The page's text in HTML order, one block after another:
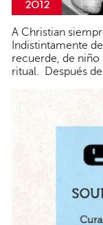
2012
A Christian
Indistintamente
recuerde, de niño
ritual. Después